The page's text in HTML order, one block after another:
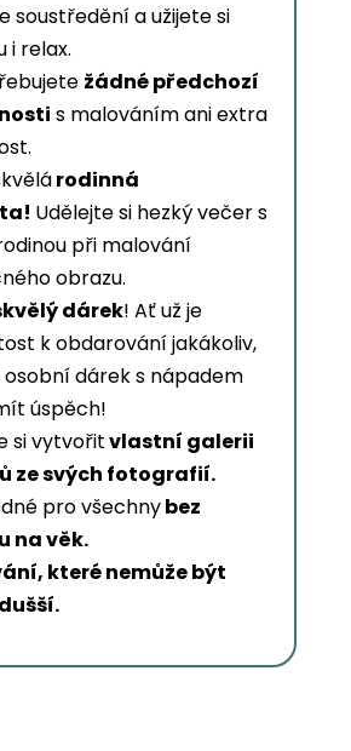
soustředění a užijete si
i relax.
žádné předchozí
s malováním ani extra
rodinná
Udělejte si hezký večer s
při malování
obrazu.
dárek! Ať už je
k obdarování jakákoliv,
dárek s nápadem
úspěch!
si vytvořitvlastní galerii
ze svých fotografií.
pro všechnybez
na věk.
které nemůže být